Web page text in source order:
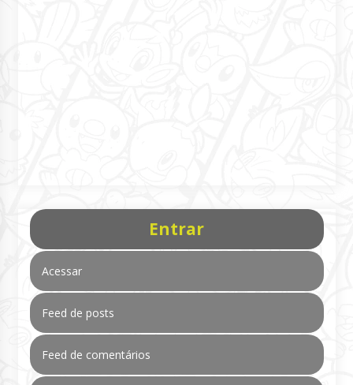
Entrar
Acessar
Feed de posts
Feed de comentários